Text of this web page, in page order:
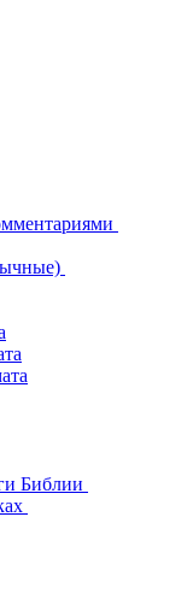
Библии